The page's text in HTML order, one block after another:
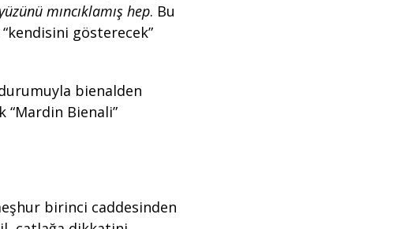
mıncıklamış hep. Bu
gösterecek”
bienalden
“Mardin Bienali”
birinci caddesinden